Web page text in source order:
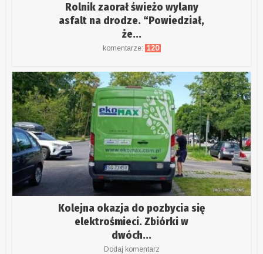
Rolnik zaorał świeżo wylany
asfalt na drodze. “Powiedział,
że...
komentarze: 120
Kolejna okazja do pozbycia się
elektrośmieci. Zbiórki w
dwóch...
Dodaj komentarz